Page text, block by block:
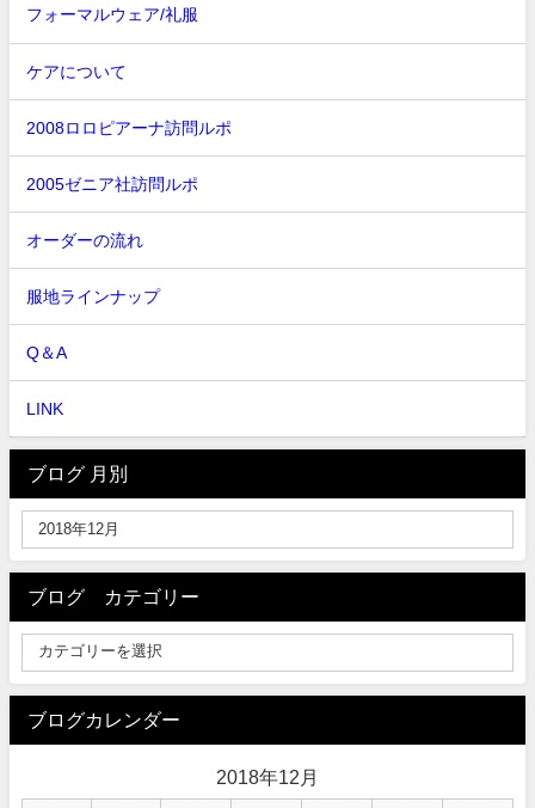
フォーマルウェア/礼服
ケアについて
2008ロロピアーナ訪問ルポ
2005ゼニア社訪問ルポ
オーダーの流れ
服地ラインナップ
Q＆A
LINK
ブログ 月別
ブログ カテゴリー
ブログカレンダー
2018年12月